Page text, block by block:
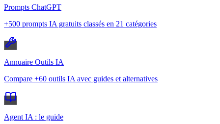
Prompts ChatGPT
+500 prompts IA gratuits classés en 21 catégories
Annuaire Outils IA
Compare +60 outils IA avec guides et alternatives
Agent IA : le guide